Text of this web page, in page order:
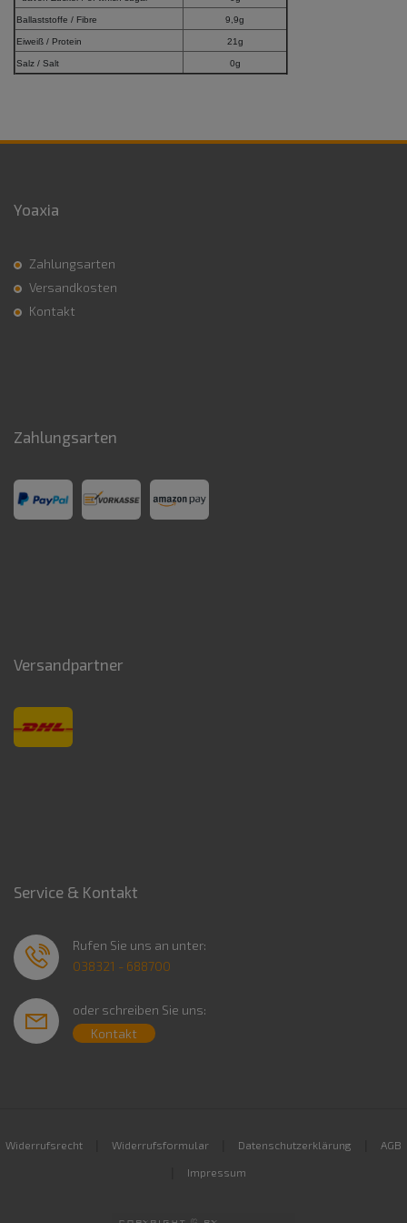
Ballaststoffe / Fibre 9,9g
Eiweiß / Protein 21g
Salz / Salt 0g
Yoaxia
Zahlungsarten
Versandkosten
Kontakt
Zahlungsarten
Versandpartner
Service & Kontakt
Rufen Sie uns an unter:
038321 - 688700
oder schreiben Sie uns:
Kontakt
Widerrufsrecht Widerrufsformular Datenschutzerklärung AGB
Impressum